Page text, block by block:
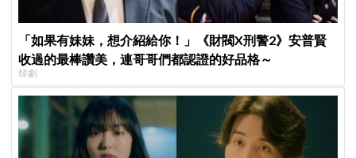
「如果有妹妹，想介紹給你！」《財閥X刑警2》安普賢
收過的最棒讚美，連哥哥們都認證的好品格～
韓劇